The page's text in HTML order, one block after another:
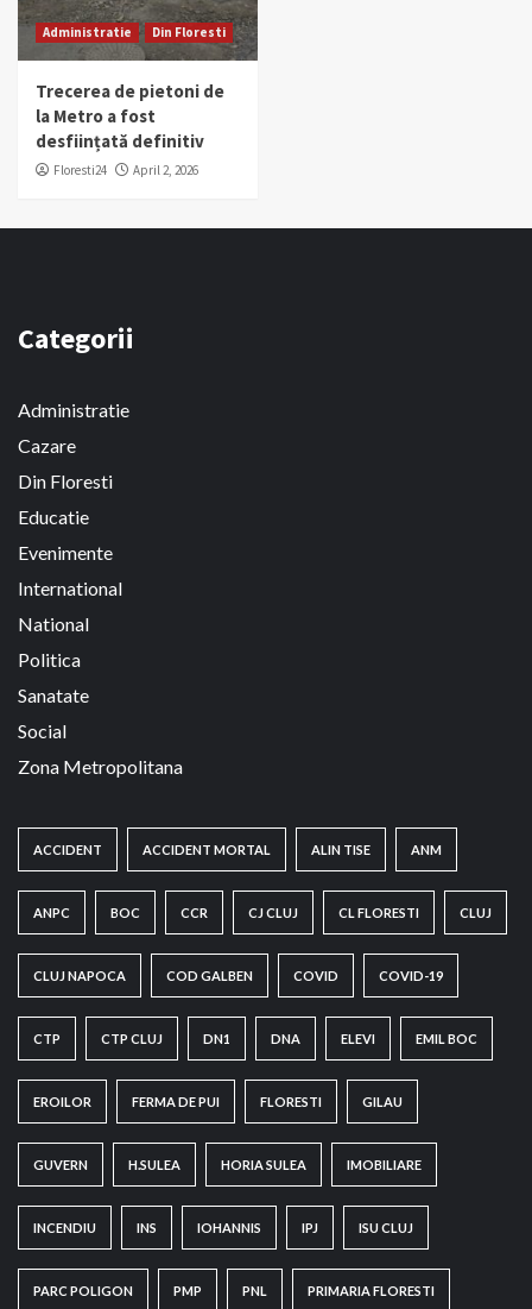
Administratie Din Floresti
Trecerea de pietoni de
la Metro a fost
desființată definitiv
Floresti24 April 2, 2026
Categorii
Administratie
Cazare
Din Floresti
Educatie
Evenimente
International
National
Politica
Sanatate
Social
Zona Metropolitana
ACCIDENT ACCIDENT MORTAL ALIN TISE ANM
ANPC BOC CCR CJ CLUJ CL FLORESTI CLUJ
CLUJ NAPOCA COD GALBEN COVID COVID-19
CTP CTP CLUJ DN1 DNA ELEVI EMIL BOC
EROILOR FERMA DE PUI FLORESTI GILAU
GUVERN H.SULEA HORIA SULEA IMOBILIARE
INCENDIU INS IOHANNIS IPJ ISU CLUJ
PARC POLIGON PMP PNL PRIMARIA FLORESTI